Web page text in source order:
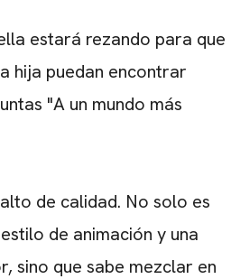
estará rezando para que
hija puedan encontrar
"A un mundo más
de calidad. No solo es
de animación y una
sino que sabe mezclar en